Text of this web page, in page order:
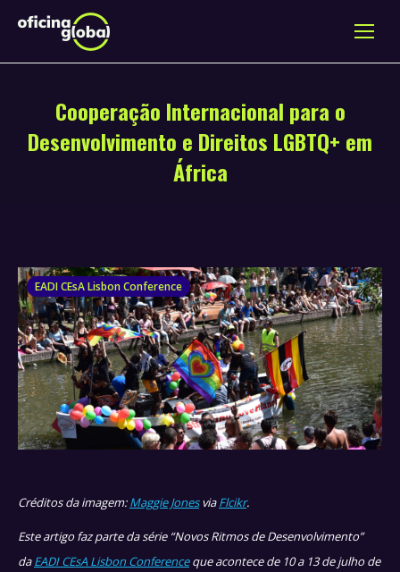
Cooperação Internacional para o
Desenvolvimento e Direitos LGBTQ+ em
África
EADI CEsA Lisbon Conference
Créditos da imagem:Maggie JonesviaFlcikr.
Este artigo faz parte da série “Novos Ritmos de Desenvolvimento”
daEADI CEsA Lisbon Conferenceque acontece de 10 a 13 de julho de